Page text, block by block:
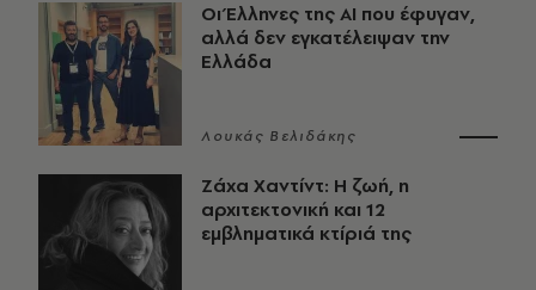
Οι Έλληνες της ΑΙ που έφυγαν,
αλλά δεν εγκατέλειψαν την
Ελλάδα
Λουκάς Βελιδάκης
Ζάχα Χαντίντ: Η ζωή, η
αρχιτεκτονική και 12
εμβληματικά κτίριά της